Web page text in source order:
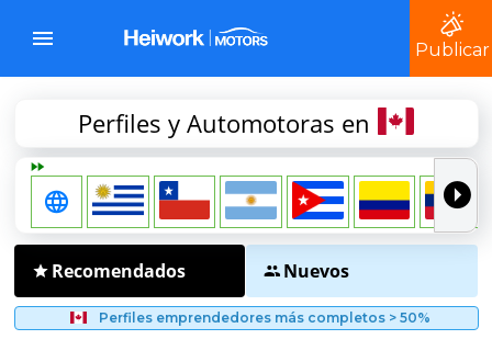
Publicar
Perfiles y Automotoras en
Recomendados Nuevos
Perfiles emprendedores más completos > 50%